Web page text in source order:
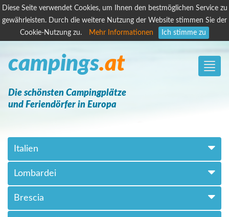
Diese Seite verwendet Cookies, um Ihnen den bestmöglichen Service zu
gewährleisten. Durch die weitere Nutzung der Website stimmen Sie der
Cookie-Nutzung zu.
Mehr Informationen Ich stimme zu
Toggle
campings.at
Die schönsten Campingplätze
und Feriendörfer in Europa
Italien
Lombardei
Brescia